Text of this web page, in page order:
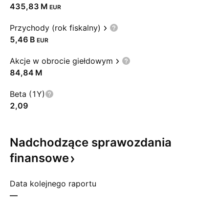
‪435,83 M‬ EUR
Przychody (rok fiskalny)
‪5,46 B‬ EUR
Akcje w obrocie giełdowym
‪84,84 M‬
Beta (1Y)
2,09
Nadchodzące sprawozdania
finansowe
Data kolejnego raportu
—